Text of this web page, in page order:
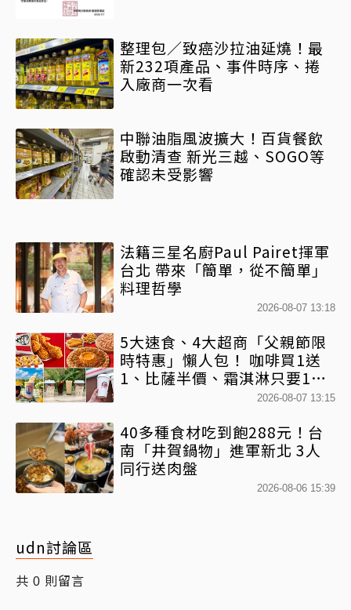
整理包／致癌沙拉油延燒！最
新232項產品、事件時序、捲
入廠商一次看
中聯油脂風波擴大！百貨餐飲
啟動清查 新光三越、SOGO等
確認未受影響
法籍三星名廚Paul Pairet揮軍
台北 帶來「簡單，從不簡單」
料理哲學
2026-08-07 13:18
5大速食、4大超商「父親節限
時特惠」懶人包！ 咖啡買1送
1、比薩半價、霜淇淋只要10
2026-08-07 13:15
40多種食材吃到飽288元！台
南「井賀鍋物」進軍新北 3人
同行送肉盤
2026-08-06 15:39
udn討論區
共 0 則留言